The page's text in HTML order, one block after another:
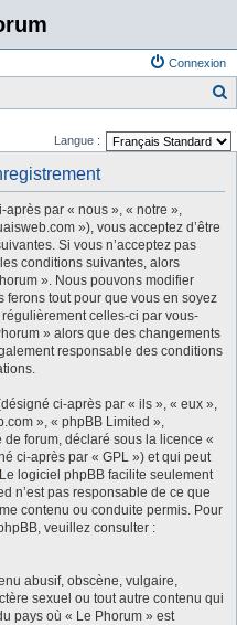
Connexion
Langue :
après par « nous », « notre »,
»), vous acceptez d’être
Si vous n’acceptez pas
conditions suivantes, alors
». Nous pouvons modifier
ferons tout pour que vous en soyez
celles-ci par vous-
» alors que des changements
responsable des conditions
ci-après par « ils », « eux »,
», « phpBB Limited »,
forum, déclaré sous la licence «
ci-après par « GPL ») et qui peut
logiciel phpBB facilite seulement
n’est pas responsable de ce que
contenu ou conduite permis. Pour
veuillez consulter :
abusif, obscène, vulgaire,
sexuel ou tout autre contenu qui
pays où « Le Phorum » est